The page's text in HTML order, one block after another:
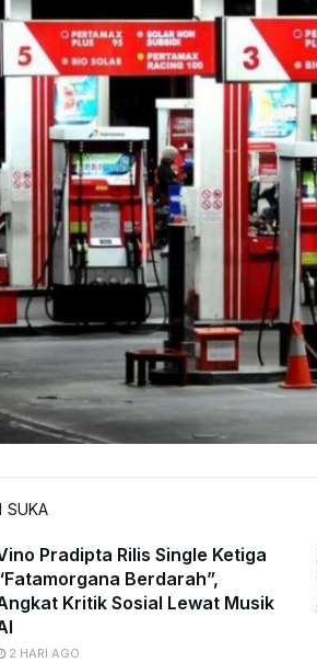
SUKA
Pradipta Rilis Single Ketiga
Berdarah”,
Kritik Sosial Lewat Musik
2 HARI AGO